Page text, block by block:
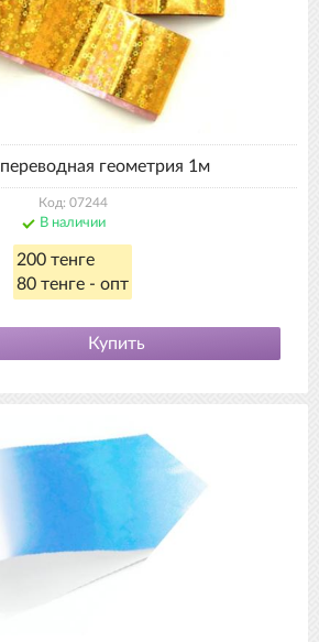
геометрия 1м
Код: 07244
В наличии
200 тенге
80 тенге - опт
Купить